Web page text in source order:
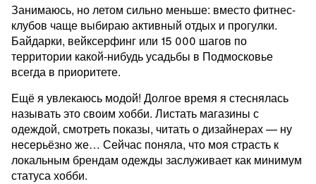
Занимаюсь, но летом сильно меньше: вместо фитнес-
клубов чаще выбираю активный отдых и прогулки.
Байдарки, вейксерфинг или 15 000 шагов по
территории какой-нибудь усадьбы в Подмосковье
всегда в приоритете.
Ещё я увлекаюсь модой! Долгое время я стеснялась
называть это своим хобби. Листать магазины с
одеждой, смотреть показы, читать о дизайнерах — ну
несерьёзно же… Сейчас поняла, что моя страсть к
локальным брендам одежды заслуживает как минимум
статуса хобби.